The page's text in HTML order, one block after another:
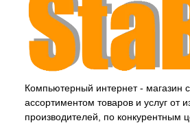
Компьютерный интернет - магазин
ассортиментом товаров и услуг от
производителей, по конкурентным